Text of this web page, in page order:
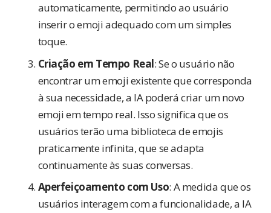
automaticamente, permitindo ao usuário
inserir o emoji adequado com um simples
toque.
Criação em Tempo Real: Se o usuário não
encontrar um emoji existente que corresponda
à sua necessidade, a IA poderá criar um novo
emoji em tempo real. Isso significa que os
usuários terão uma biblioteca de emojis
praticamente infinita, que se adapta
continuamente às suas conversas.
Aperfeiçoamento com Uso: A medida que os
usuários interagem com a funcionalidade, a IA